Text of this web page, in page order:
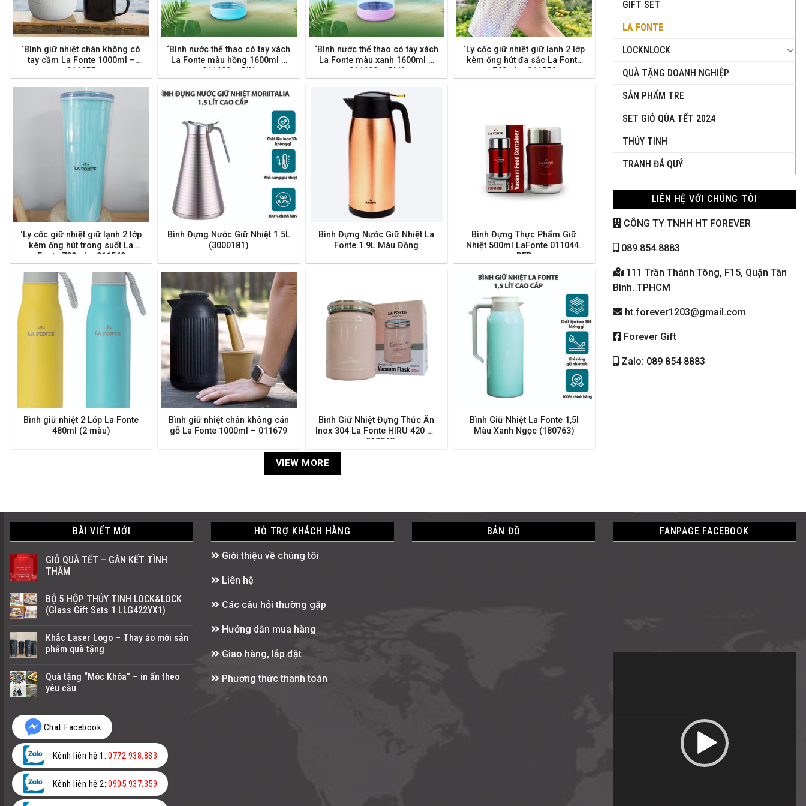
‘Bình giữ nhiệt chân không có
tay cầm La Fonte 1000ml –
011655
‘Bình nước thể thao có tay xách
La Fonte màu hồng 1600ml –
011600 – PIN
‘Bình nước thể thao có tay xách
La Fonte màu xanh 1600ml –
011600 – BLU
‘Ly cốc giữ nhiệt giữ lạnh 2 lớp
kèm ống hút đa sắc La Fonte
760ml – 011556
‘Ly cốc giữ nhiệt giữ lạnh 2 lớp
kèm ống hút trong suốt La
Fonte 700ml – 011549
Bình Đựng Nước Giữ Nhiệt 1.5L
(3000181)
Bình Đựng Nước Giữ Nhiệt La
Fonte 1.9L Màu Đồng
Bình Đựng Thực Phẩm Giữ
Nhiệt 500ml LaFonte 011044-
RED
Bình giữ nhiệt 2 Lớp La Fonte
480ml (2 màu)
Bình giữ nhiệt chân không cán
gỗ La Fonte 1000ml – 011679
Bình Giữ Nhiệt Đựng Thức Ăn
Inox 304 La Fonte HIRU 420 ml
– 012348
Bình Giữ Nhiệt La Fonte 1,5l
Màu Xanh Ngọc (180763)
VIEW MORE
GIFT SET
LA FONTE
LOCKNLOCK
QUÀ TẶNG DOANH NGHIỆP
SẢN PHẨM TRE
SET GIỎ QÙA TẾT 2024
THỦY TINH
TRANH ĐÁ QUÝ
LIÊN HỆ VỚI CHÚNG TÔI
CÔNG TY TNHH HT FOREVER
089.854.8883
111 Trần Thánh Tông, F15, Quận Tân
Bình. TPHCM
ht.forever1203@gmail.com
Forever Gift
Zalo: 089 854 8883
BÀI VIẾT MỚI
GIỎ QUÀ TẾT – GẮN KẾT TÌNH
THÂM
BỘ 5 HỘP THỦY TINH LOCK&LOCK
(Glass Gift Sets 1 LLG422YX1)
Khắc Laser Logo – Thay áo mới sản
phẩm quà tặng
Quà tặng “Móc Khóa” – in ấn theo
yêu cầu
HỖ TRỢ KHÁCH HÀNG
Giới thiệu về chúng tôi
Liên hệ
Các câu hỏi thường gặp
Hướng dẫn mua hàng
Giao hàng, lắp đặt
Phương thức thanh toán
BẢN ĐỒ FANPAGE FACEBOOK
Chat Facebook
Kênh liên hệ 1:0772.938.883
Kênh liên hệ 2:0905.937.359